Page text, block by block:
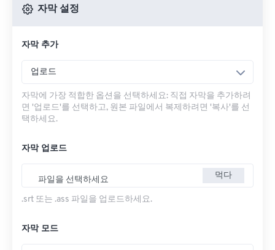
자막 설정
자막 추가
업로드
자막에 가장 적합한 옵션을 선택하세요: 직접 자막을 추가하려
면 '업로드'를 선택하고, 원본 파일에서 복제하려면 '복사'를 선
택하세요.
자막 업로드
파일을 선택하세요 먹다
.srt 또는 .ass 파일을 업로드하세요.
자막 모드